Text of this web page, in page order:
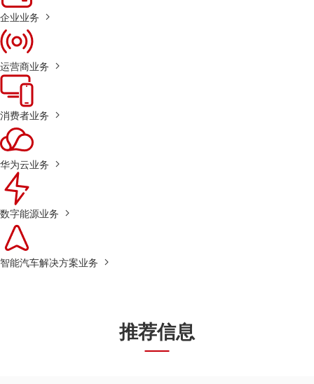
企业业务
运营商业务
消费者业务
华为云业务
数字能源业务
智能汽车解决方案业务
推荐信息